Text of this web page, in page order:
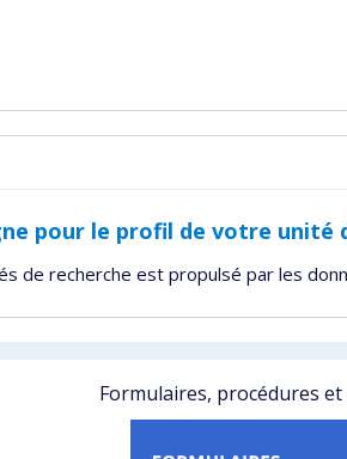
pour le profil de votre unité
de recherche est propulsé par les
Formulaires, procédures et